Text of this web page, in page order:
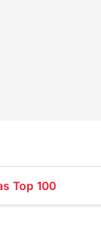
Top 100